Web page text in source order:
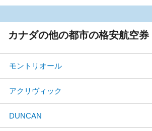
カナダの他の都市の格安航空券
モントリオール
アクリヴィック
DUNCAN